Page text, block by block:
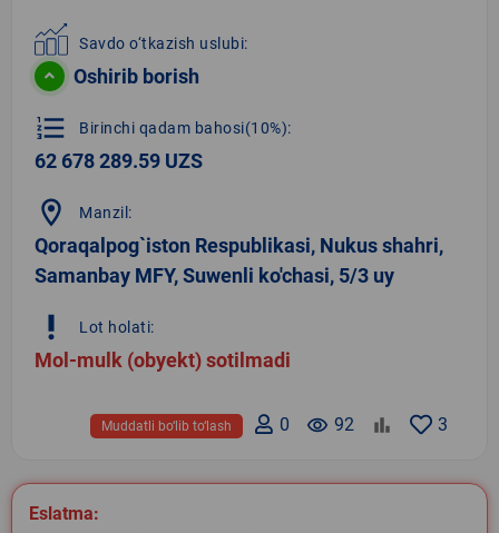
Savdo o‘tkazish uslubi:
Oshirib borish
format_list_numbered Birinchi qadam bahosi(10%):
62 678 289.59 UZS
location_on Manzil:
Qoraqalpog`iston Respublikasi, Nukus shahri,
Samanbay MFY, Suwenli ko'chasi, 5/3 uy
priority_high Lot holati:
Mol-mulk (obyekt) sotilmadi
3
remove_red_eye 92
0
Muddatli bo‘lib to‘lash
Eslatma: